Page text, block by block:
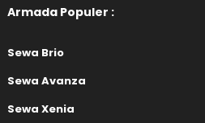
Armada Populer :
Sewa Brio
Sewa Avanza
Sewa Xenia